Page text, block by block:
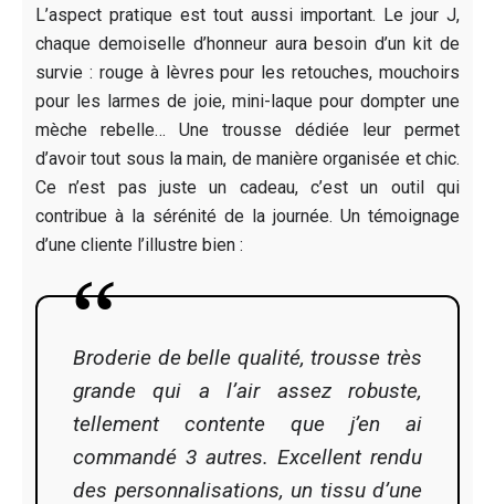
L’aspect pratique est tout aussi important. Le jour J,
chaque demoiselle d’honneur aura besoin d’un kit de
survie : rouge à lèvres pour les retouches, mouchoirs
pour les larmes de joie, mini-laque pour dompter une
mèche rebelle… Une trousse dédiée leur permet
d’avoir tout sous la main, de manière organisée et chic.
Ce n’est pas juste un cadeau, c’est un outil qui
contribue à la sérénité de la journée. Un témoignage
d’une cliente l’illustre bien :
Broderie de belle qualité, trousse très
grande qui a l’air assez robuste,
tellement contente que j’en ai
commandé 3 autres. Excellent rendu
des personnalisations, un tissu d’une